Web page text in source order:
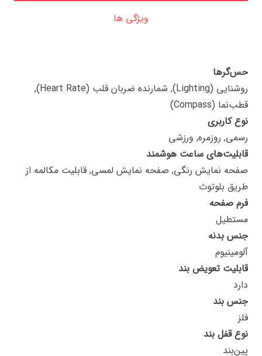
ویژگی ها
حس‌گرها
روشنایی (Lighting), شمارنده ضربان قلب (Heart Rate),
قطب‌نما (Compass)
نوع کاربری
رسمی, روزمره, ورزشی
قابلیت‌های ساعت هوشمند
صفحه نمایش رنگی, صفحه نمایش لمسی, قابلیت مکالمه از
طریق بلوتوث
فرم صفحه
مستطیل
جنس بدنه
آلومینیوم
قابلیت تعویض بند
دارد
جنس بند
فلز
نوع قفل بند
پین‌بند